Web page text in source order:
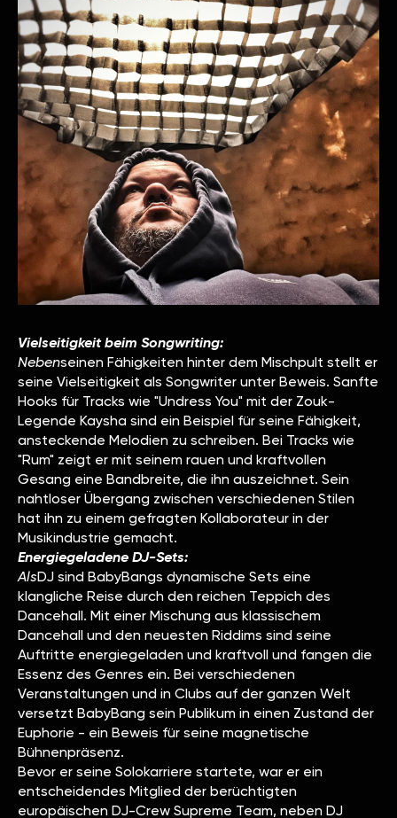
Vielseitigkeit beim Songwriting:
‍Nebenseinen Fähigkeiten hinter dem Mischpult stellt er
seine Vielseitigkeit als Songwriter unter Beweis. Sanfte
Hooks für Tracks wie "Undress You" mit der Zouk-
Legende Kaysha sind ein Beispiel für seine Fähigkeit,
ansteckende Melodien zu schreiben. Bei Tracks wie
"Rum" zeigt er mit seinem rauen und kraftvollen
Gesang eine Bandbreite, die ihn auszeichnet. Sein
nahtloser Übergang zwischen verschiedenen Stilen
hat ihn zu einem gefragten Kollaborateur in der
Musikindustrie gemacht.
Energiegeladene DJ-Sets:
‍AlsDJ sind BabyBangs dynamische Sets eine
klangliche Reise durch den reichen Teppich des
Dancehall. Mit einer Mischung aus klassischem
Dancehall und den neuesten Riddims sind seine
Auftritte energiegeladen und kraftvoll und fangen die
Essenz des Genres ein. Bei verschiedenen
Veranstaltungen und in Clubs auf der ganzen Welt
versetzt BabyBang sein Publikum in einen Zustand der
Euphorie - ein Beweis für seine magnetische
Bühnenpräsenz.
Bevor er seine Solokarriere startete, war er ein
entscheidendes Mitglied der berüchtigten
europäischen DJ-Crew Supreme Team, neben DJ